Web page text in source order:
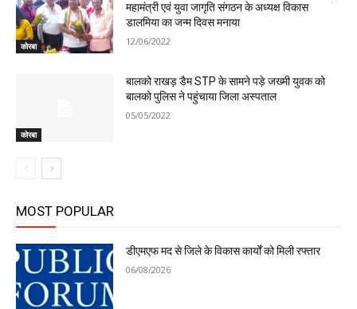
कोरबा
महामंत्री एवं युवा जागृति संगठन के अध्यक्ष विकास
डालमिया का जन्म दिवस मनाया
12/06/2022
कोरबा
बालको राखड़ डैम STP के सामने पड़े जख्मी युवक को
बालको पुलिस ने पहुंचाया जिला अस्पताल
05/05/2022
MOST POPULAR
डीएमएफ मद से जिले के विकास कार्यों को मिली रफ्तार
06/08/2026